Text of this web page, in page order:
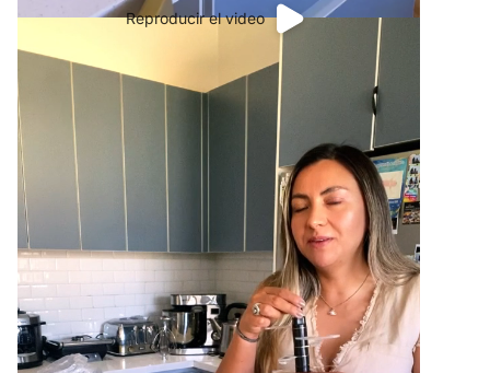
Reproducir el video